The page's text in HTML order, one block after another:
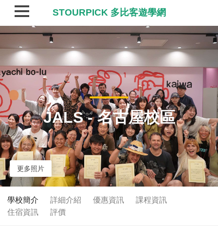
JALS - 名古屋校區
更多照片
學校簡介 詳細介紹 優惠資訊
課程資訊
住宿資訊
評價
STOURPICK 多比客遊學網